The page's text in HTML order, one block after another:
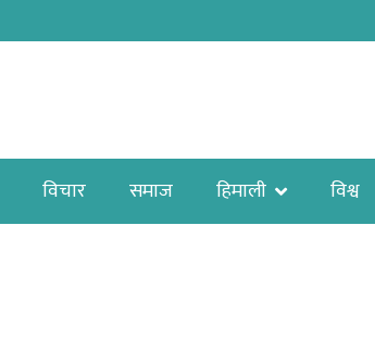
विचार समाज हिमाली विश्व